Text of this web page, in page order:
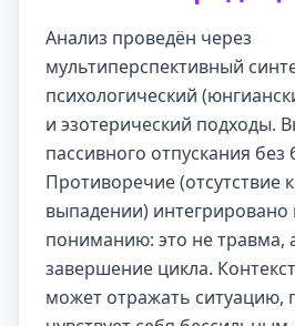
Анализ проведён через
мультиперспективный
психологический
и эзотерический подходы.
пассивного отпускания
Противоречие (отсутствие
выпадении) интегрировано
пониманию: это не травма,
завершение цикла.
может отражать ситуацию,